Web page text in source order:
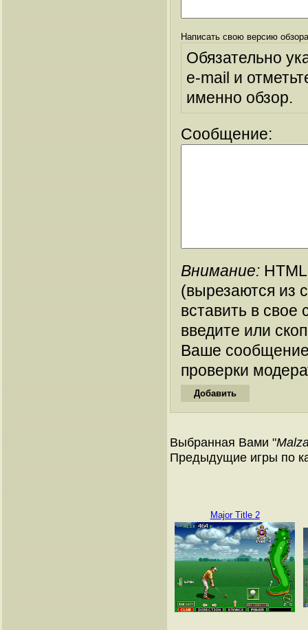
Написать свою версию
Обязательно
e-mail и
именно обзор.
Сообщение:
Внимание:
(вырезаются из
вставить в
введите или
Ваше
проверки
Выбранная Вами "
Предыдущие игры по
Major Title 2